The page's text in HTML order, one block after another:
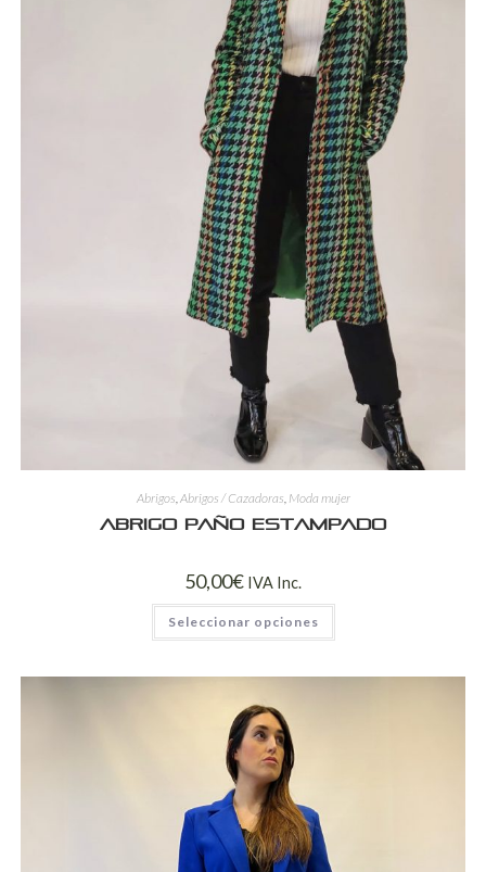
Abrigos,Abrigos / Cazadoras, Moda mujer
Abrigo paño estampado
50,00€ IVA Inc.
Seleccionar opciones